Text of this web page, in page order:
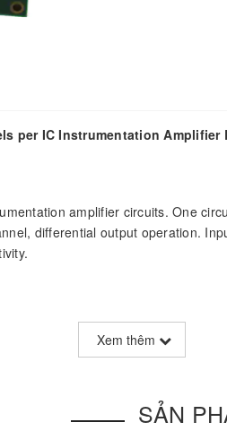
per IC Instrumentation
amplifier circuits. One
differential output operation.
Xem thêm
SẢN